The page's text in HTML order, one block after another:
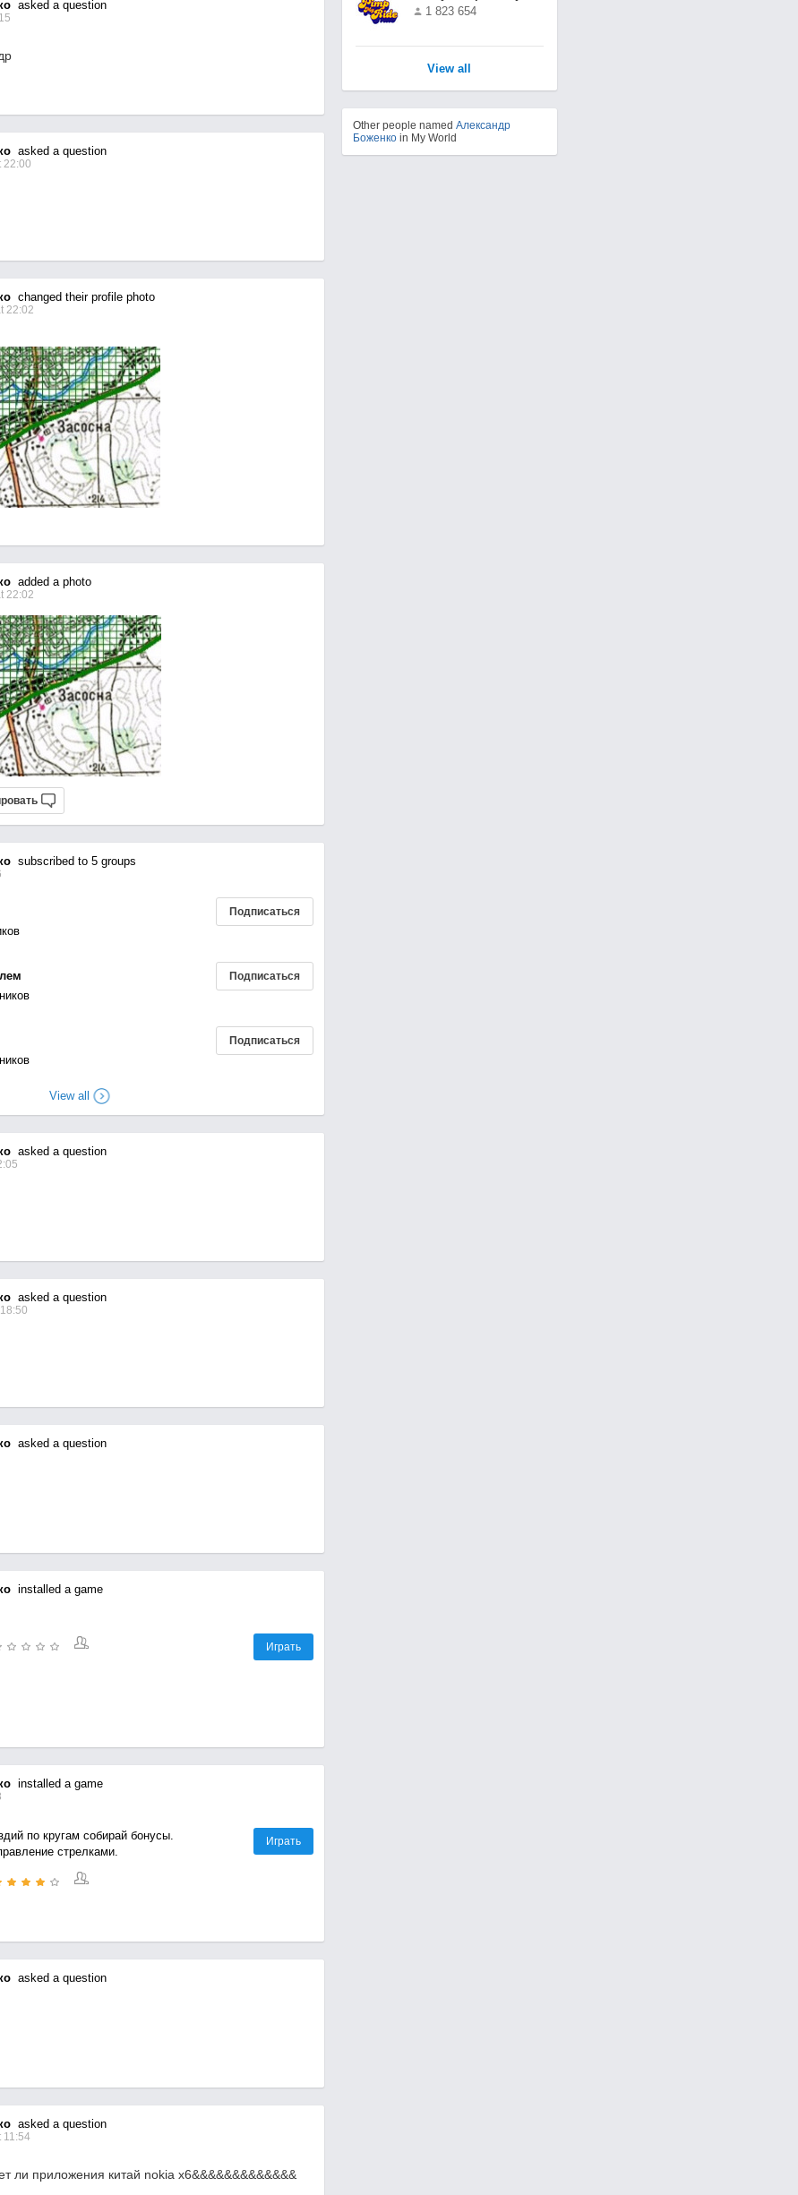
asked a question
asked a question
22:00
changed their profile photo
22:02
added a photo
22:02
subscribed to 5 groups
Подписаться
Подписаться
Подписаться
View all
asked a question
asked a question
asked a question
installed a game
Играть
installed a game
по кругам собирай бонусы.
стрелками.
Играть
asked a question
asked a question
11:54
ли приложения китай nokia x6&&&&&&&&&&&&&
1 823 654
View all
Other people named Александр
Боженкоin My World